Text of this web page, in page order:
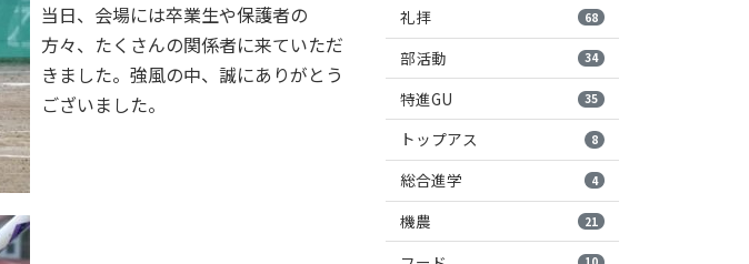
当日、会場には卒業生や保護者の
方々、たくさんの関係者に来ていただ
きました。強風の中、誠にありがとう
ございました。
礼拝 68
部活動 34
特進GU 35
トップアス 8
総合進学 4
機農 21